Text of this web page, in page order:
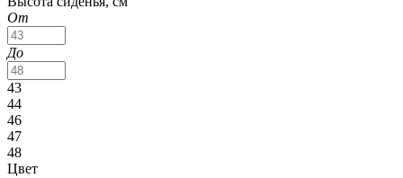
От
До
43
44
46
47
48
Цвет